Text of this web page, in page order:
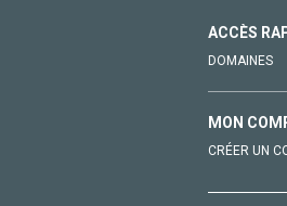
ACCÈS
DOMAINES
MON
CRÉER UN